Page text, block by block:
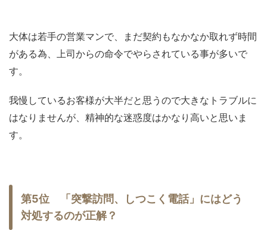
大体は若手の営業マンで、まだ契約もなかなか取れず時間
がある為、上司からの命令でやらされている事が多いで
す。
我慢しているお客様が大半だと思うので大きなトラブルに
はなりませんが、精神的な迷惑度はかなり高いと思いま
す。
第5位 「突撃訪問、しつこく電話」にはどう
対処するのが正解？